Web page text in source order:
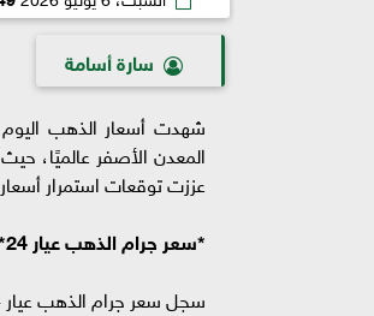
سارة أسامة
المعدن الأصفر عالميًا،
عززت توقعات استمرار أسعار
*سعر جرام الذهب عيار 24*
سجل سعر جرام الذهب عيار 24 نحو 7428 جنيهًا.